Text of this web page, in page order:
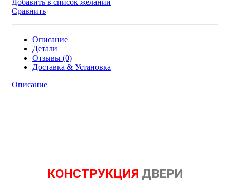
Металл
Антик
серебро
Магнум
Силк
маус
количество
Сравнить
Описание
Детали
Отзывы (0)
Доставка & Установка
Описание
КОНСТРУКЦИЯ ДВЕРИ